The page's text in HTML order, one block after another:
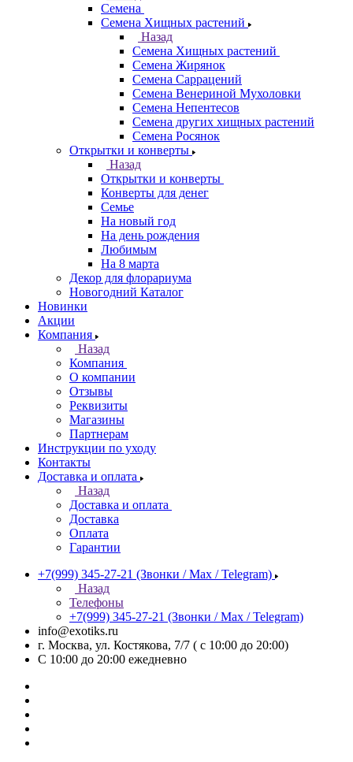
Семена
Семена Хищных растений
Назад
Семена Хищных растений
Семена Жирянок
Семена Саррацений
Семена Венериной Мухоловки
Семена Непентесов
Семена других хищных растений
Семена Росянок
Открытки и конверты
Назад
Открытки и конверты
Конверты для денег
Семье
На новый год
На день рождения
Любимым
На 8 марта
Декор для флорариума
Новогодний Каталог
Новинки
Акции
Компания
Назад
Компания
О компании
Отзывы
Реквизиты
Магазины
Партнерам
Инструкции по уходу
Контакты
Доставка и оплата
Назад
Доставка и оплата
Доставка
Оплата
Гарантии
+7(999) 345-27-21 (Звонки / Max / Telegram)
Назад
Телефоны
+7(999) 345-27-21 (Звонки / Max / Telegram)
info@exotiks.ru
г. Москва, ул. Костякова, 7/7 ( с 10:00 до 20:00)
С 10:00 до 20:00 ежедневно